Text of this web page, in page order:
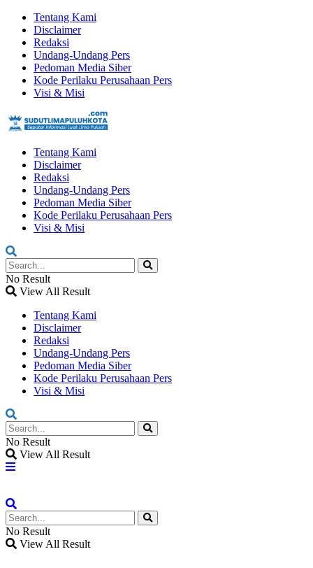
Tentang Kami
Disclaimer
Redaksi
Undang-Undang Pers
Pedoman Media Siber
Kode Perilaku Perusahaan Pers
Visi & Misi
Tentang Kami
Disclaimer
Redaksi
Undang-Undang Pers
Pedoman Media Siber
Kode Perilaku Perusahaan Pers
Visi & Misi
No Result
View All Result
Tentang Kami
Disclaimer
Redaksi
Undang-Undang Pers
Pedoman Media Siber
Kode Perilaku Perusahaan Pers
Visi & Misi
No Result
View All Result
No Result
View All Result